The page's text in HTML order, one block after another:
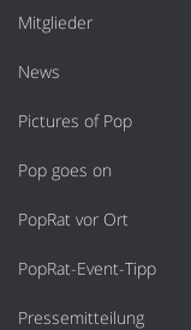
Mitglieder
News
Pictures of Pop
Pop goes on
PopRat vor Ort
PopRat-Event-Tipp
Pressemitteilung